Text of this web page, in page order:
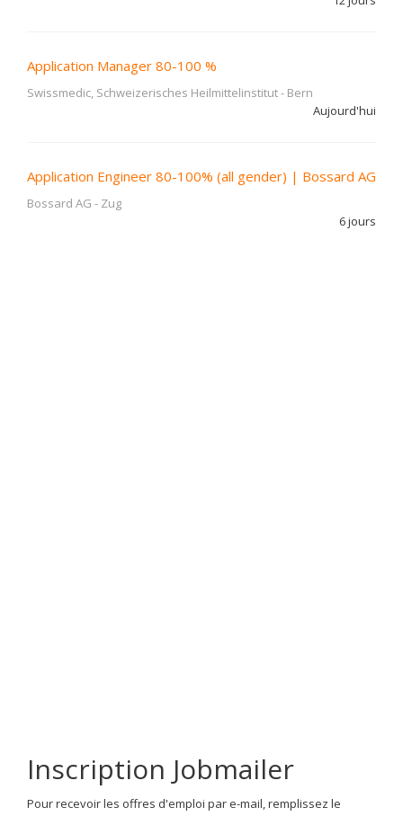
Application Manager 80-100 %
Swissmedic, Schweizerisches Heilmittelinstitut- Bern
Aujourd'hui
Application Engineer 80-100% (all gender) | Bossard AG
Bossard AG - Zug
6 jours
Inscription Jobmailer
Pour recevoir les offres d'emploi par e-mail, remplissez le